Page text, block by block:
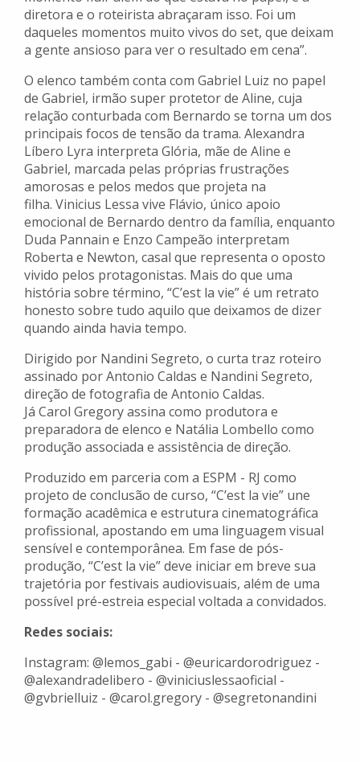
diretora e o roteirista abraçaram isso. Foi um
daqueles momentos muito vivos do set, que deixam
a gente ansioso para ver o resultado em cena”.
O elenco também conta com Gabriel Luiz no papel
de Gabriel, irmão super protetor de Aline, cuja
relação conturbada com Bernardo se torna um dos
principais focos de tensão da trama. Alexandra
Líbero Lyra interpreta Glória, mãe de Aline e
Gabriel, marcada pelas próprias frustrações
amorosas e pelos medos que projeta na
filha. Vinicius Lessa vive Flávio, único apoio
emocional de Bernardo dentro da família, enquanto
Duda Pannain e Enzo Campeão interpretam
Roberta e Newton, casal que representa o oposto
vivido pelos protagonistas. Mais do que uma
história sobre término, “C’est la vie” é um retrato
honesto sobre tudo aquilo que deixamos de dizer
quando ainda havia tempo.
Dirigido por Nandini Segreto, o curta traz roteiro
assinado por Antonio Caldas e Nandini Segreto,
direção de fotografia de Antonio Caldas.
Já Carol Gregory assina como produtora e
preparadora de elenco e Natália Lombello como
produção associada e assistência de direção.
Produzido em parceria com a ESPM - RJ como
projeto de conclusão de curso, “C’est la vie” une
formação acadêmica e estrutura cinematográfica
profissional, apostando em uma linguagem visual
sensível e contemporânea. Em fase de pós-
produção, “C’est la vie” deve iniciar em breve sua
trajetória por festivais audiovisuais, além de uma
possível pré-estreia especial voltada a convidados.
Redes sociais:
Instagram: @lemos_gabi - @euricardorodriguez -
@alexandradelibero - @viniciuslessaoficial -
@gvbrielluiz - @carol.gregory - @segretonandini